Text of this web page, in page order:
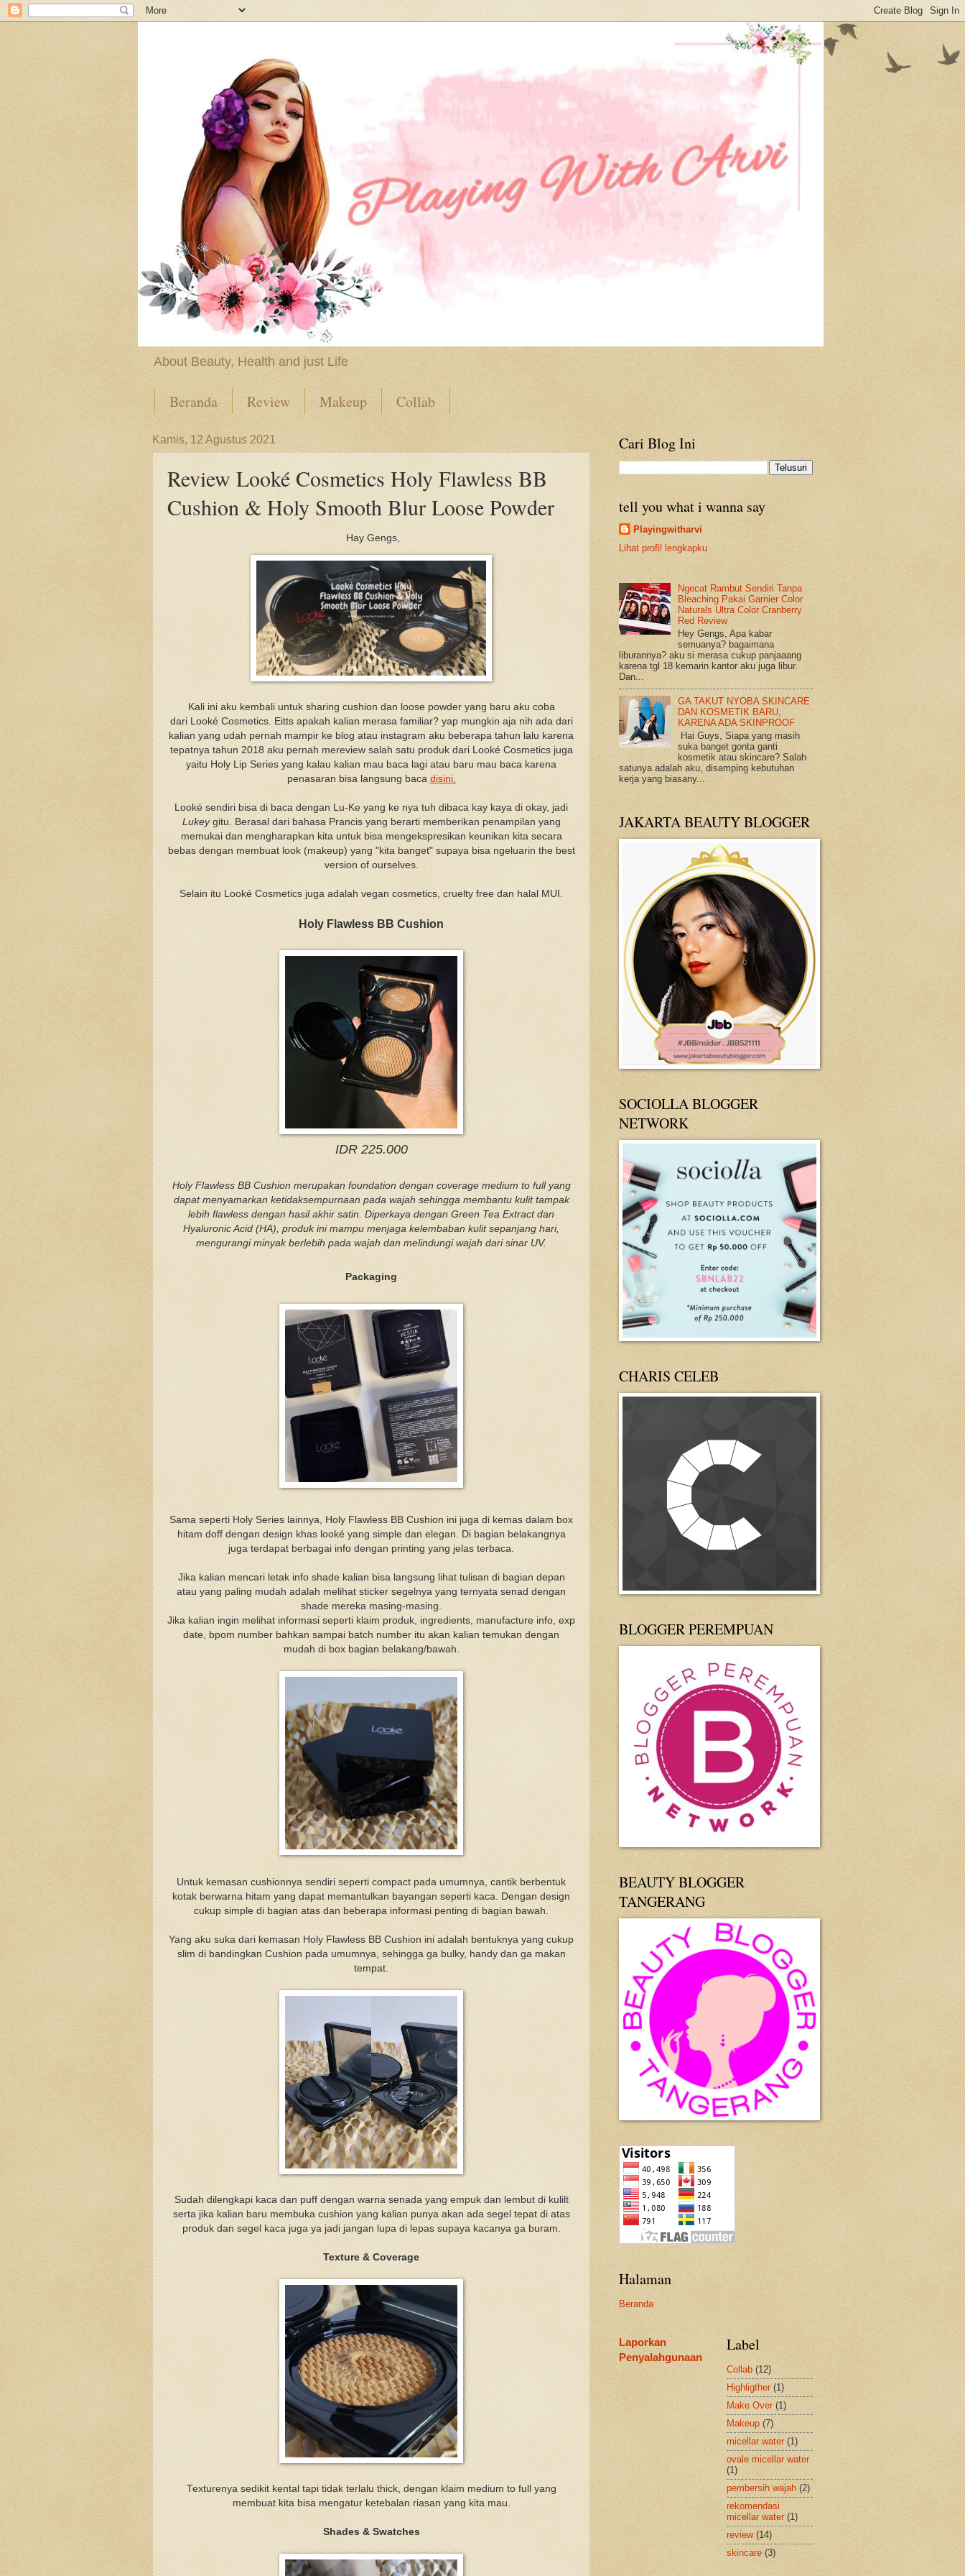
About Beauty, Health and just Life
Beranda Review Makeup Collab
Kamis, 12 Agustus 2021
Review Looké Cosmetics Holy Flawless BB
Cushion & Holy Smooth Blur Loose Powder
Hay Gengs,
Kali ini aku kembali untuk sharing cushion dan loose powder yang baru aku coba
dari Looké Cosmetics. Eitts apakah kalian merasa familiar? yap mungkin aja nih ada dari
kalian yang udah pernah mampir ke blog atau instagram aku beberapa tahun lalu karena
tepatnya tahun 2018 aku pernah mereview salah satu produk dari Looké Cosmetics juga
yaitu Holy Lip Series yang kalau kalian mau baca lagi atau baru mau baca karena
penasaran bisa langsung baca disini.
Looké sendiri bisa di baca dengan Lu-Ke yang ke nya tuh dibaca kay kaya di okay, jadi
Lukey gitu. Berasal dari bahasa Prancis yang berarti memberikan penampilan yang
memukai dan mengharapkan kita untuk bisa mengekspresikan keunikan kita secara
bebas dengan membuat look (makeup) yang "kita banget" supaya bisa ngeluarin the best
version of ourselves.
Selain itu Looké Cosmetics juga adalah vegan cosmetics, cruelty free dan halal MUI.
Holy Flawless BB Cushion
IDR 225.000
Holy Flawless BB Cushion merupakan foundation dengan coverage medium to full yang
dapat menyamarkan ketidaksempurnaan pada wajah sehingga membantu kulit tampak
lebih flawless dengan hasil akhir satin. Diperkaya dengan Green Tea Extract dan
Hyaluronic Acid (HA), produk ini mampu menjaga kelembaban kulit sepanjang hari,
mengurangi minyak berlebih pada wajah dan melindungi wajah dari sinar UV.
Packaging
Sama seperti Holy Series lainnya, Holy Flawless BB Cushion ini juga di kemas dalam box
hitam doff dengan design khas looké yang simple dan elegan. Di bagian belakangnya
juga terdapat berbagai info dengan printing yang jelas terbaca.
Jika kalian mencari letak info shade kalian bisa langsung lihat tulisan di bagian depan
atau yang paling mudah adalah melihat sticker segelnya yang ternyata senad dengan
shade mereka masing-masing.
Jika kalian ingin melihat informasi seperti klaim produk, ingredients, manufacture info, exp
date, bpom number bahkan sampai batch number itu akan kalian temukan dengan
mudah di box bagian belakang/bawah.
Untuk kemasan cushionnya sendiri seperti compact pada umumnya, cantik berbentuk
kotak berwarna hitam yang dapat memantulkan bayangan seperti kaca. Dengan design
cukup simple di bagian atas dan beberapa informasi penting di bagian bawah.
Yang aku suka dari kemasan Holy Flawless BB Cushion ini adalah bentuknya yang cukup
slim di bandingkan Cushion pada umumnya, sehingga ga bulky, handy dan ga makan
tempat.
Sudah dilengkapi kaca dan puff dengan warna senada yang empuk dan lembut di kulilt
serta jika kalian baru membuka cushion yang kalian punya akan ada segel tepat di atas
produk dan segel kaca juga ya jadi jangan lupa di lepas supaya kacanya ga buram.
Texture & Coverage
Texturenya sedikit kental tapi tidak terlalu thick, dengan klaim medium to full yang
membuat kita bisa mengatur ketebalan riasan yang kita mau.
Shades & Swatches
Cari Blog Ini
tell you what i wanna say
Playingwitharvi
Lihat profil lengkapku
Ngecat Rambut Sendiri Tanpa
Bleaching Pakai Garnier Color
Naturals Ultra Color Cranberry
Red Review
Hey Gengs, Apa kabar
semuanya? bagaimana
liburannya? aku si merasa cukup panjaaang
karena tgl 18 kemarin kantor aku juga libur.
Dan...
GA TAKUT NYOBA SKINCARE
DAN KOSMETIK BARU,
KARENA ADA SKINPROOF
Hai Guys, Siapa yang masih
suka banget gonta ganti
kosmetik atau skincare? Salah
satunya adalah aku, disamping kebutuhan
kerja yang biasany...
JAKARTA BEAUTY BLOGGER
SOCIOLLA BLOGGER
NETWORK
CHARIS CELEB
BLOGGER PEREMPUAN
BEAUTY BLOGGER
TANGERANG
Halaman
Beranda
Laporkan
Penyalahgunaan
Label
Collab (12)
Highligther (1)
Make Over (1)
Makeup (7)
micellar water (1)
ovale micellar water
(1)
pembersih wajah (2)
rekomendasi
micellar water (1)
review (14)
skincare (3)